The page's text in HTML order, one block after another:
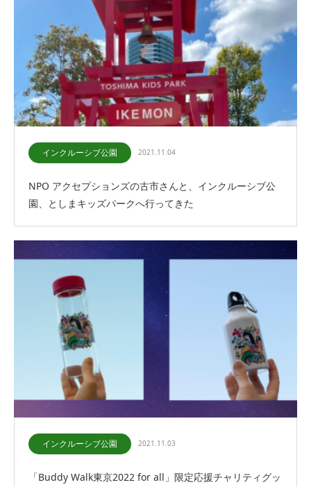
インクルーシブ公園 2021.11.04
NPO アクセプションズの古市さんと、インクルーシブ公
園、としまキッズパークへ行ってきた
インクルーシブ公園 2021.11.03
「Buddy Walk東京2022 for all」限定応援チャリティグッ